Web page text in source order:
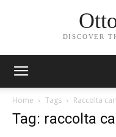
DISCOVER
Home Tags Raccolta
Tag: raccolta